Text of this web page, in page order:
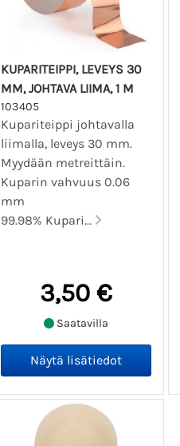
KUPARITEIPPI, LEVEYS 30
MM, JOHTAVA LIIMA, 1 M
103405
Kupariteippi johtavalla
liimalla, leveys 30 mm.
Myydään metreittäin.
Kuparin vahvuus 0.06
mm
99.98% Kupari...
3,50 €
Saatavilla